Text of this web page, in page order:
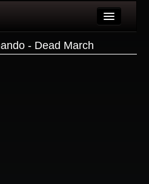
- Dead March